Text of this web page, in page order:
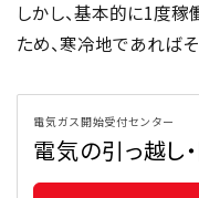
しかし、基本的に1度
ため、寒冷地であればそ
電気ガス開始受付センター
電気の引っ越し